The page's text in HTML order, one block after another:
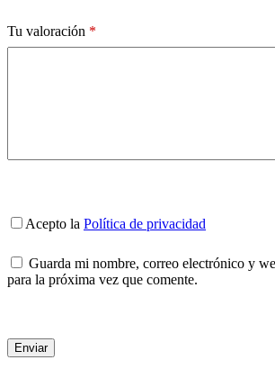
Tu valoración *
Acepto la Política de privacidad
Guarda mi nombre, correo electrónico y
para la próxima vez que comente.
Enviar